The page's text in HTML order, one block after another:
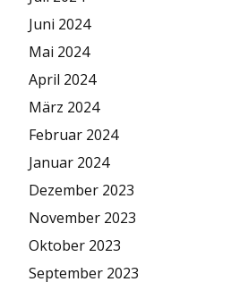
Juni 2024
Mai 2024
April 2024
März 2024
Februar 2024
Januar 2024
Dezember 2023
November 2023
Oktober 2023
September 2023